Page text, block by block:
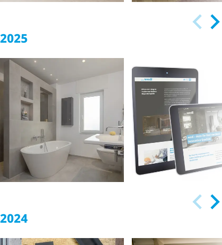
wedi's Fundo
Thermo:
Terugwinnen van
energie – direct in
hetdou­che­sys­teem
Design en
flexibiliteit: De
nieuwe Sanbath-
wastafels van
2025
2024